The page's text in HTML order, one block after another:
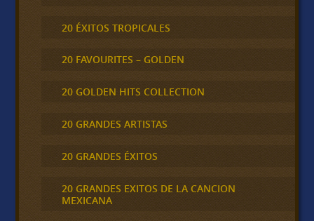
20 ÉXITOS TROPICALES
20 FAVOURITES – GOLDEN
20 GOLDEN HITS COLLECTION
20 GRANDES ARTISTAS
20 GRANDES ÉXITOS
20 GRANDES EXITOS DE LA CANCION
MEXICANA